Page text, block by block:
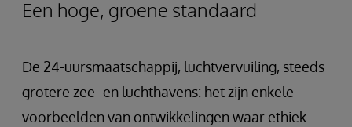
Een hoge, groene standaard
De 24-uursmaatschappij, luchtvervuiling, steeds
grotere zee- en luchthavens: het zijn enkele
voorbeelden van ontwikkelingen waar ethiek